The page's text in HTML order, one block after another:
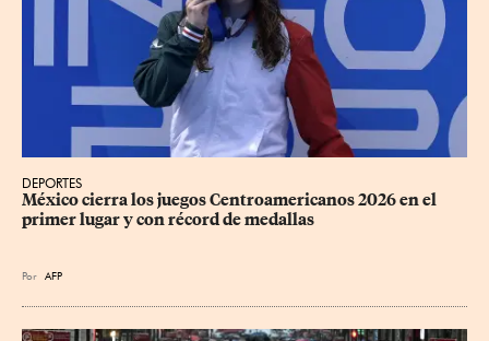
DEPORTES
México cierra los juegos Centroamericanos 2026 en el
primer lugar y con récord de medallas
Por AFP